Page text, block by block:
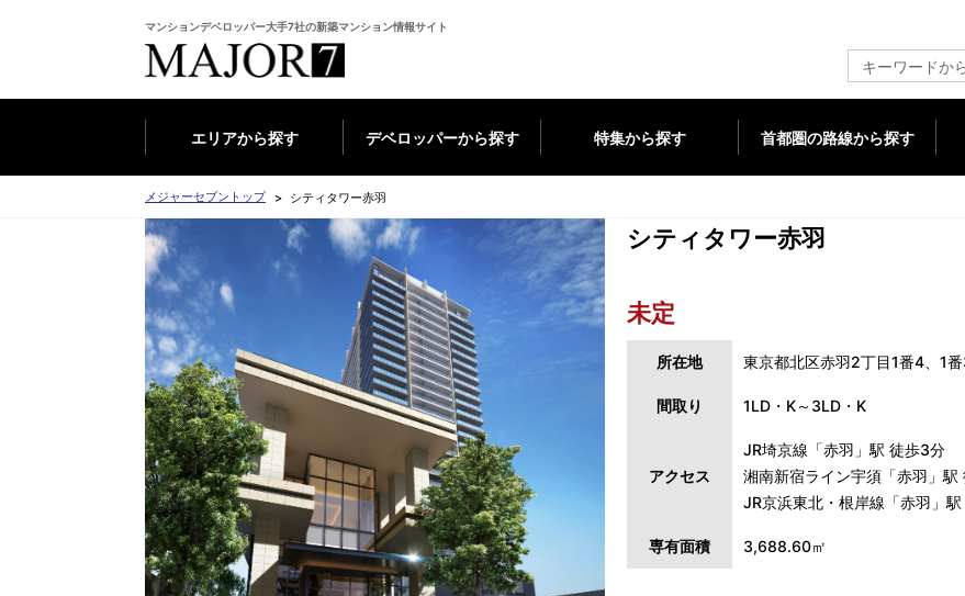
マンションデベロッパー大手7社の新築マンション情報サイト
エリアから探す デベロッパーから探す 特集から探す 首都圏の路線から探す
メジャーセブントップ シティタワー赤羽
シティタワー赤羽
未定
所在地 東京都北区赤羽2丁目1番4、1
間取り 1LD・K～3LD・K
アクセス
JR埼京線「赤羽」駅 徒歩3分
湘南新宿ライン宇須「赤羽」駅
JR京浜東北・根岸線「赤羽」
専有面積 3,688.60㎡